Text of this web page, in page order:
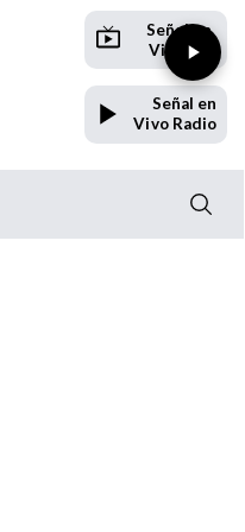
Señal en
Vivo TV
Señal en
Vivo Radio